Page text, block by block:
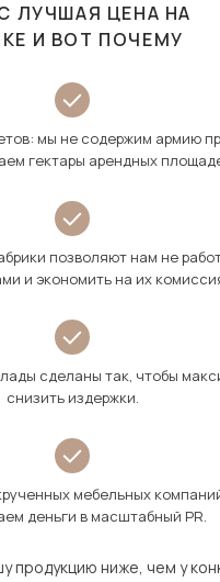
ЛУЧШАЯ ЦЕНА НА
И ВОТ ПОЧЕМУ
мы не содержим армию
гектары арендных
позволяют нам не
и экономить на их
сделаны так, чтобы
снизить издержки.
мебельных
деньги в масштабный PR.
продукцию ниже, чем у